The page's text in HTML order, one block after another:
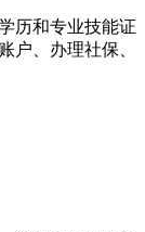
历和专业技能证
户、办理社保、